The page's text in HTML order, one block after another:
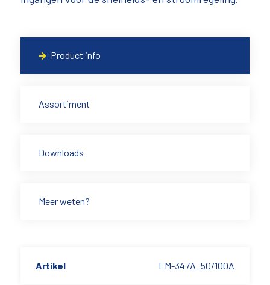
Product info
Assortiment
Downloads
Meer weten?
Artikel EM-347A_50/100A